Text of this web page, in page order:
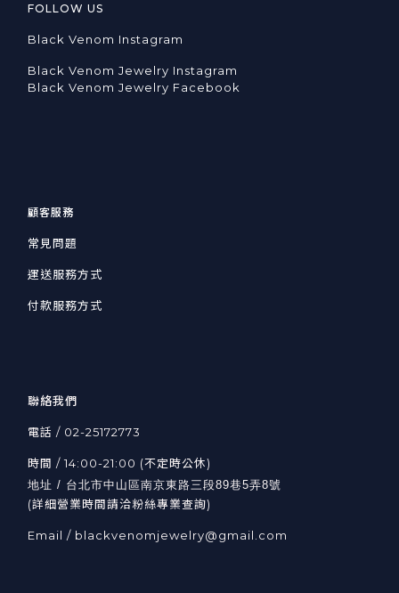
FOLLOW US
Black Venom Instagram
Black Venom Jewelry Instagram
Black Venom Jewelry Facebook
顧客服務
常見問題
運送服務方式
付款服務方式
聯絡我們
電話 / 02-25172773
時間 / 14:00-21:00 (不定時公休)
地址 / 台北市中山區南京東路三段89巷5弄8號
(詳細營業時間請洽粉絲專業查詢)
Email / blackvenomjewelry@gmail.com